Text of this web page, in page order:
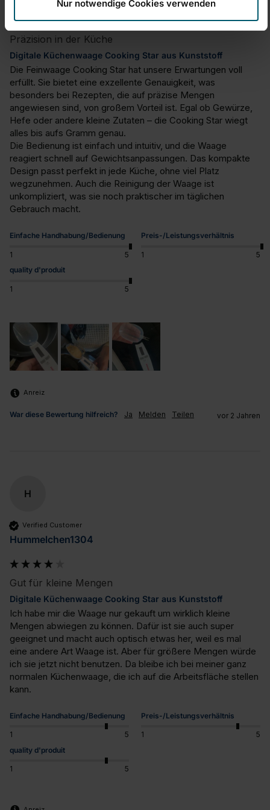
Nur notwendige Cookies verwenden
Präzision in der Küche
Digitale Küchenwaage Cooking Star aus Kunststoff
Die Feinwaage Cooking Star hat unsere Erwartungen voll
erfüllt. Sie bietet eine exzellente Genauigkeit, was
besonders bei Rezepten, die auf präzise Mengen
angewiesen sind, von großem Vorteil ist. Egal ob Gewürze,
Hefe oder andere kleine Zutaten – die Cooking Star wiegt
alles bis aufs Gramm genau.
Die Bedienung ist einfach und intuitiv, und die Waage
reagiert schnell auf Gewichtsanpassungen. Das kompakte
Design passt perfekt in jede Küche, ohne viel Platz
wegzunehmen. Auch die Reinigung der Waage ist
unkompliziert, was sie noch praktischer im täglichen
Gebrauch macht.
Einfache Handhabung/Bedienung
1 5
Preis-/Leistungsverhältnis
1
5
quality d'produit
1 5
Anreiz
War diese Bewertung hilfreich? Ja Melden Teilen vor 2 Jahren
H
Verified Customer
Hummelchen1304
Gut für kleine Mengen
Digitale Küchenwaage Cooking Star aus Kunststoff
Ich habe mir die Waage nur gekauft um wirklich kleine
Mengen abwiegen zu können. Dafür ist sie auch super
geeignet und macht auch optisch etwas her, weil es mal
eine andere Art Waage ist. Aber für größere Mengen würde
ich sie jetzt nicht benutzen. Da bleibe ich bei meiner ganz
normalen Küchenwaage, die ich auf die Arbeitsfläche stellen
kann.
Einfache Handhabung/Bedienung
1 5
Preis-/Leistungsverhältnis
1
5
quality d'produit
1 5